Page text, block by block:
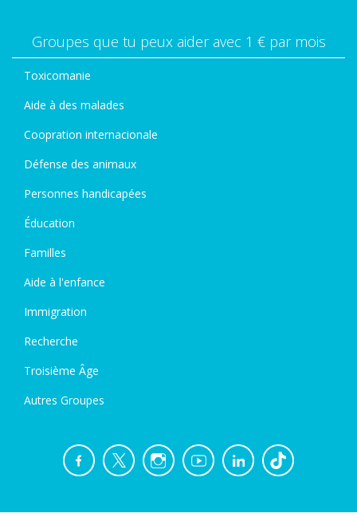
Groupes que tu peux aider avec 1 € par mois
Toxicomanie
Aide à des malades
Coopration internacionale
Défense des animaux
Personnes handicapées
Éducation
Familles
Aide à l'enfance
Immigration
Recherche
Troisième Âge
Autres Groupes